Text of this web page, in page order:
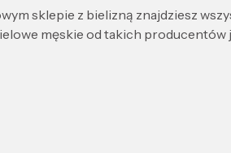
sklepie z bielizną znajdziesz
męskie od takich producentów